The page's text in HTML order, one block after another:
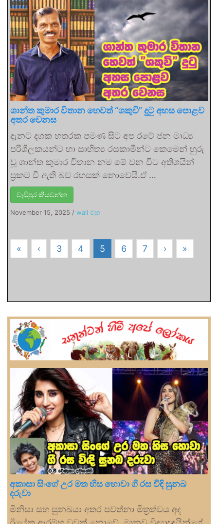
ශාන්ත කුමාර විතාන හෙවත් “ශකුවි” දුටු අහස පොළව
අතර වෙනස
දැනට දශක හතරක පමණ සිට අප රටේ ජන මාධ්‍ය
පරිශීලකයන්ට හා සාහිත්‍ය රසකාමීන්ට කෙමෙන් හුරු
වූ ශාන්ත කුමාර විතාන නම මේ වන විට අතිශයින්
ප්‍රකට වී ඇති බව රහසක් නොවෙයි.ඒ …
වැඩිපුර කියවන්න
November 15, 2025 / wall එක
« ‹ 3 4 5 6 7 › »
අකාසා සිංගේ උර මත හිස හොවා ගී රස විඳි සුනඛ
දරුවා
මිනිසා සහ සුනඛයා අතර පවත්නා මිත්‍රත්වය අද